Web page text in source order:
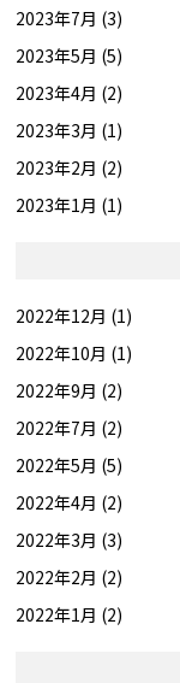
2023年7月 (3)
2023年5月 (5)
2023年4月 (2)
2023年3月 (1)
2023年2月 (2)
2023年1月 (1)
2022年12月 (1)
2022年10月 (1)
2022年9月 (2)
2022年7月 (2)
2022年5月 (5)
2022年4月 (2)
2022年3月 (3)
2022年2月 (2)
2022年1月 (2)